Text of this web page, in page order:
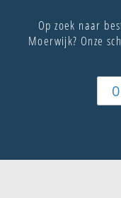
Op zoek naar
Moerwijk? Onze